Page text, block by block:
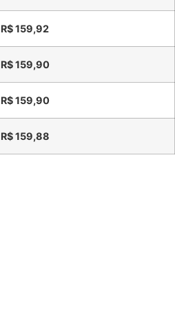
R$159,92
R$159,90
R$159,90
R$159,88